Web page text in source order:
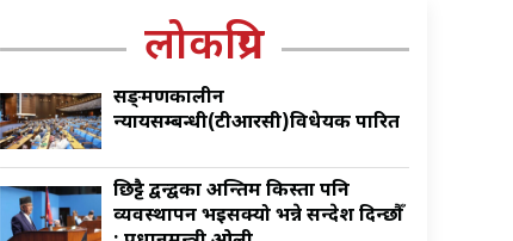
लोकप्रिय
सङ्क्रमणकालीन
न्यायसम्बन्धी(टीआरसी)विधेयक पारित
छिट्टै द्वन्द्वका अन्तिम किस्ता पनि
व्यवस्थापन भइसक्यो भन्ने सन्देश दिन्छौँ